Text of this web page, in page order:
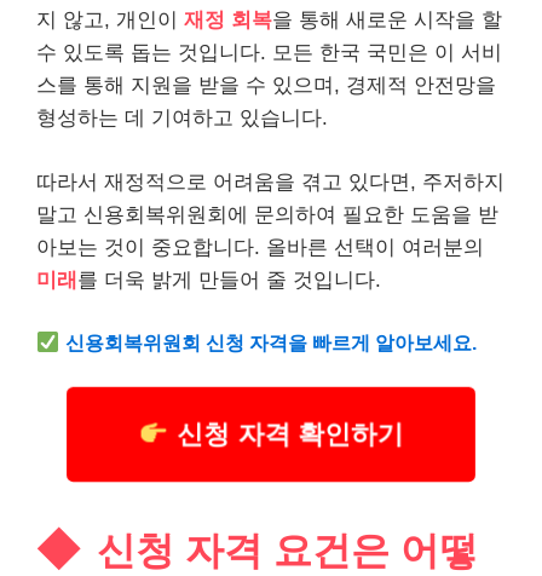
지 않고, 개인이 재정 회복을 통해 새로운 시작을 할
수 있도록 돕는 것입니다. 모든 한국 국민은 이 서비
스를 통해 지원을 받을 수 있으며, 경제적 안전망을
형성하는 데 기여하고 있습니다.
따라서 재정적으로 어려움을 겪고 있다면, 주저하지
말고 신용회복위원회에 문의하여 필요한 도움을 받
아보는 것이 중요합니다. 올바른 선택이 여러분의
미래 를 더욱 밝게 만들어 줄 것입니다.
신용회복위원회 신청 자격을 빠르게 알아보세요.
신청 자격 확인하기
신청 자격 요건은 어떻